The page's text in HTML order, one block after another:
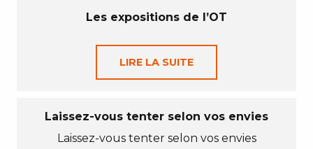
Les expositions de l’OT
LIRE LA SUITE
Laissez-vous tenter selon vos envies
Laissez-vous tenter selon vos envies